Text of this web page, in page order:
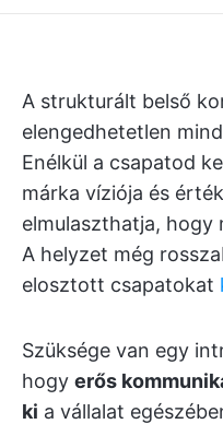
A strukturált belső
elengedhetetlen
Enélkül a csapatod
márka víziója és
elmulaszthatja, hogy
A helyzet még
elosztott csapatokat
Szüksége van egy
hogy erős
ki a vállalat